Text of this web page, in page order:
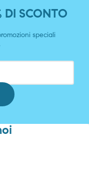
DI SCONTO
speciali